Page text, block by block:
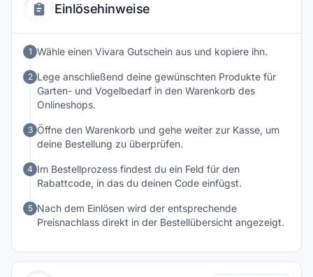
oder Balkon zu einem lebendigen Lebensraum für Vögel und
Einlösehinweise
1 Wähle einen Vivara Gutschein aus und kopiere ihn.
2 Lege anschließend deine gewünschten Produkte für
Garten- und Vogelbedarf in den Warenkorb des
Onlineshops.
3 Öffne den Warenkorb und gehe weiter zur Kasse, um
deine Bestellung zu überprüfen.
4 Im Bestellprozess findest du ein Feld für den
Rabattcode, in das du deinen Code einfügst.
5 Nach dem Einlösen wird der entsprechende
Preisnachlass direkt in der Bestellübersicht angezeigt.